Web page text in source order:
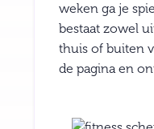
weken ga je
bestaat zowel
thuis of buiten
de pagina en